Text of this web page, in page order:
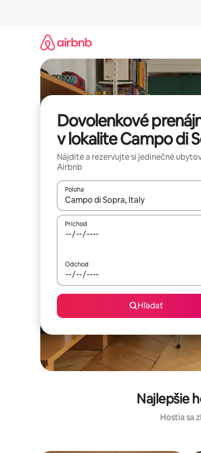
Dovolenkové
v lokalite Campo di
Nájdite a rezervujte si jedinečné
Airbnb
Poloha
Keď budú výsledky k dispozícii, môžete
Príchod
Odchod
Hľadať
Najlepšie
Hostia sa